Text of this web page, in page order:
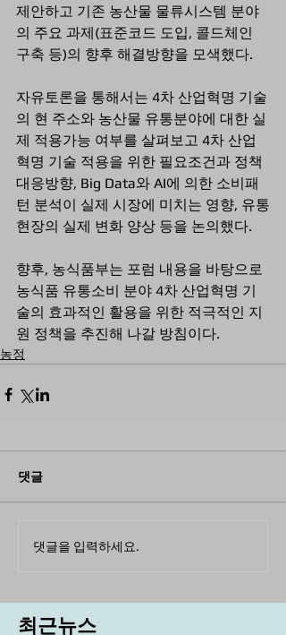
제안하고 기존 농산물 물류시스템 분야
의 주요 과제(표준코드 도입, 콜드체인
구축 등)의 향후 해결방향을 모색했다.
자유토론을 통해서는 4차 산업혁명 기술
의 현 주소와 농산물 유통분야에 대한 실
제 적용가능 여부를 살펴보고 4차 산업
혁명 기술 적용을 위한 필요조건과 정책
대응방향, Big Data와 AI에 의한 소비패
턴 분석이 실제 시장에 미치는 영향, 유통
현장의 실제 변화 양상 등을 논의했다.
향후, 농식품부는 포럼 내용을 바탕으로
농식품 유통소비 분야 4차 산업혁명 기
술의 효과적인 활용을 위한 적극적인 지
원 정책을 추진해 나갈 방침이다.
농정
댓글
댓글을 입력하세요.
최근뉴스